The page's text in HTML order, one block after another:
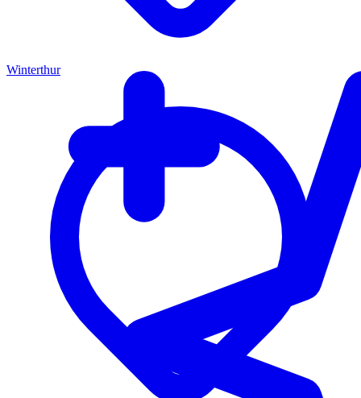
Winterthur